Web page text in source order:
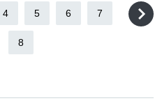
4 5 6 7
8